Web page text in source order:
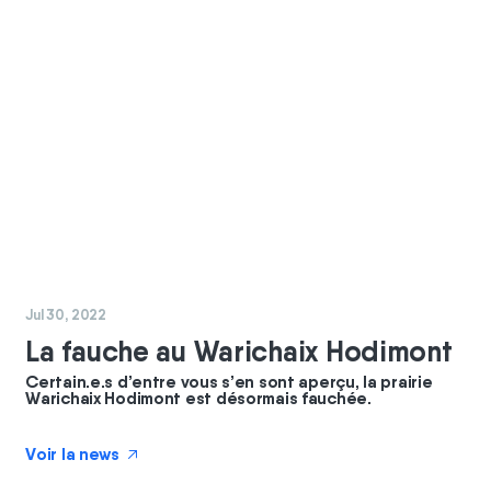
#chantier
Jul 30, 2022
La fauche au Warichaix Hodimont
Certain.e.s d’entre vous s’en sont aperçu, la prairie
Warichaix Hodimont est désormais fauchée.
Voir la news ↗